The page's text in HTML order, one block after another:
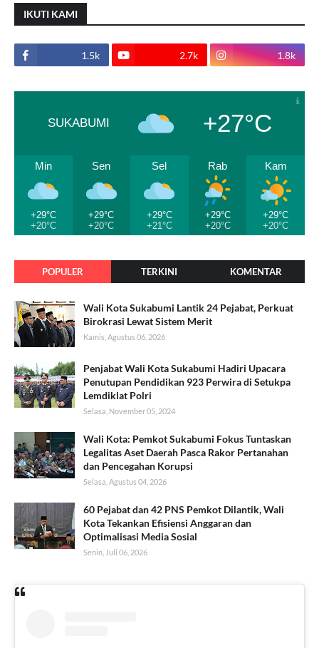
IKUTI KAMI
1.5k 2.7k 1.8k
SUKABUMI +27°C
Min
+29°C
+20°C
Sen
+29°C
+20°C
Sel
+29°C
+21°C
Rab
+29°C
+20°C
Kam
+29°C
+20°C
POPULER TERKINI KOMENTAR
Wali Kota Sukabumi Lantik 24 Pejabat, Perkuat
Birokrasi Lewat Sistem Merit
Kamis, Agustus 06, 2026
Penjabat Wali Kota Sukabumi Hadiri Upacara
Penutupan Pendidikan 923 Perwira di Setukpa
Lemdiklat Polri
Selasa, November 05, 2024
Wali Kota: Pemkot Sukabumi Fokus Tuntaskan
Legalitas Aset Daerah Pasca Rakor Pertanahan
dan Pencegahan Korupsi
Selasa, Agustus 04, 2026
60 Pejabat dan 42 PNS Pemkot Dilantik, Wali
Kota Tekankan Efisiensi Anggaran dan
Optimalisasi Media Sosial
Senin, Juli 06, 2026